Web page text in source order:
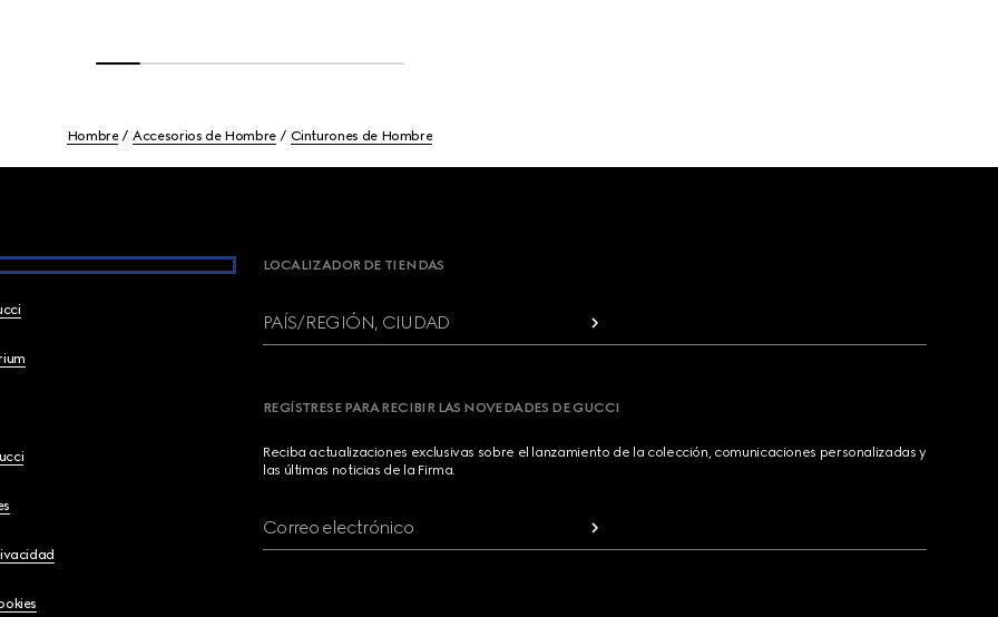
Hombre Accesorios de Hombre Cinturones de Hombre
LOCALIZADOR DE TIENDAS
PAÍS/REGIÓN, CIUDAD
REGÍSTRESE PARA RECIBIR LAS NOVEDADES DE GUCCI
Reciba actualizaciones exclusivas sobre el lanzamiento de la colección, comunicaciones personalizadas y
las últimas noticias de la Firma.
Correo electrónico